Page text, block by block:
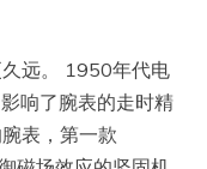
远。 1950年代电
响了腕表的走时精
表，第一款